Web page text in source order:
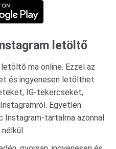
letöltő
ma online. Ezzel az
és ingyenesen letölthet
IG-tekercseket,
Egyetlen
Instagram-tartalma azonnal